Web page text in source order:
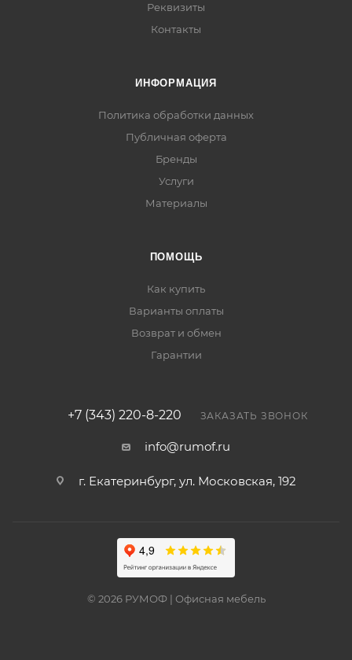
Реквизиты
Контакты
ИНФОРМАЦИЯ
Политика обработки данных
Публичная оферта
Бренды
Услуги
Материалы
ПОМОЩЬ
Как купить
Варианты оплаты
Возврат и обмен
Гарантии
+7 (343) 220-8-220 ЗАКАЗАТЬ ЗВОНОК
info@rumof.ru
г. Екатеринбург, ул. Московская, 192
© 2026 РУМОФ | Офисная мебель